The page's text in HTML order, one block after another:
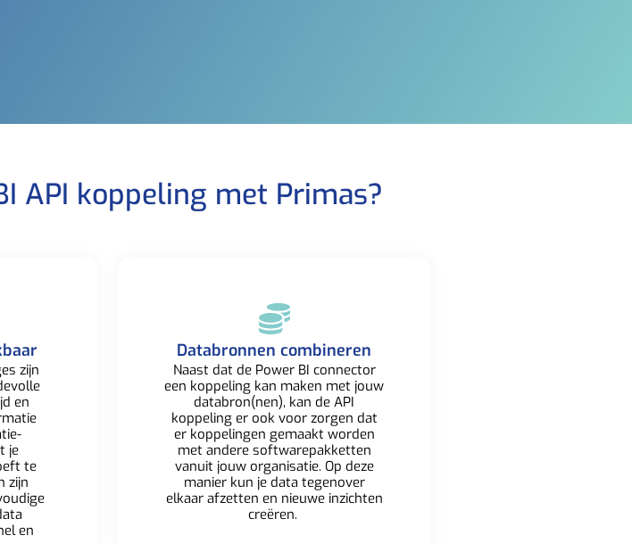
API koppeling met Primas?​
zijn
en
je
te
zijn
en
Databronnen combineren​
Naast dat de Power BI connector
een koppeling kan maken met jouw
databron(nen), kan de API
koppeling er ook voor zorgen dat
er koppelingen gemaakt worden
met andere softwarepakketten
vanuit jouw organisatie. Op deze
manier kun je data tegenover
elkaar afzetten en nieuwe inzichten
creëren. ​